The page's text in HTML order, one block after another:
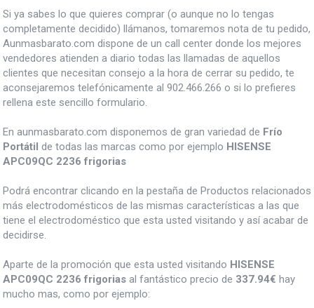
Si ya sabes lo que quieres comprar (o aunque no lo tengas
completamente decidido) llámanos, tomaremos nota de tu pedido,
Aunmasbarato.com dispone de un call center donde los mejores
vendedores atienden a diario todas las llamadas de aquellos
clientes que necesitan consejo a la hora de cerrar su pedido, te
aconsejaremos telefónicamente al 902.466.266 o si lo prefieres
rellena este sencillo formulario.
En aunmasbarato.com disponemos de gran variedad de Frío
Portátil de todas las marcas como por ejemplo HISENSE
APC09QC 2236 frigorias
Podrá encontrar clicando en la pestaña de Productos relacionados
más electrodomésticos de las mismas características a las que
tiene el electrodoméstico que esta usted visitando y así acabar de
decidirse.
Aparte de la promoción que esta usted visitando HISENSE
APC09QC 2236 frigorias al fantástico precio de 337.94€ hay
mucho mas, como por ejemplo: